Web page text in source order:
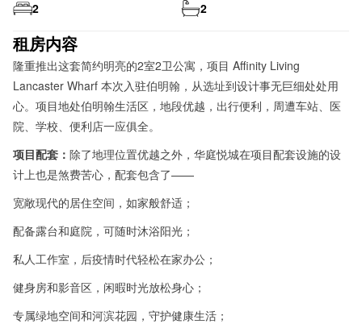
2
2
租房内容
隆重推出这套简约明亮的2室2卫公寓，项目 Affinity Living
Lancaster Wharf 本次入驻伯明翰，从选址到设计事无巨细处处用
心。项目地处伯明翰生活区，地段优越，出行便利，周遭车站、医
院、学校、便利店一应俱全。
项目配套： 除了地理位置优越之外，华庭悦城在项目配套设施的设
计上也是煞费苦心，配套包含了——
宽敞现代的居住空间，如家般舒适；
配备露台和庭院，可随时沐浴阳光；
私人工作室，后疫情时代轻松在家办公；
健身房和影音区，闲暇时光放松身心；
专属绿地空间和河滨花园，守护健康生活；